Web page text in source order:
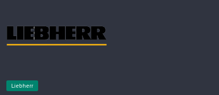
Liebherr